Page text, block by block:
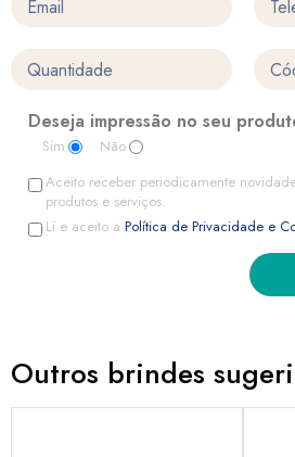
Deseja impressão no seu
Sim
Não
Aceito receber periodicamente
produtos e serviços.
Li e aceito a Política de Privacidade e
Outros brindes